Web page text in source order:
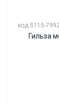
код 5115-
Гильза